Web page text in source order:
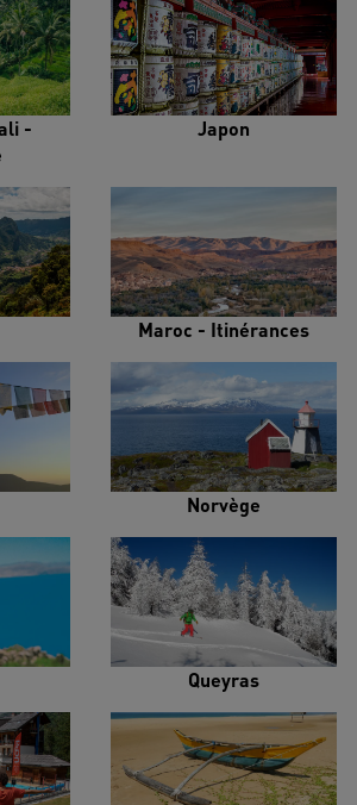
-
Japon
Maroc - Itinérances
Norvège
Queyras